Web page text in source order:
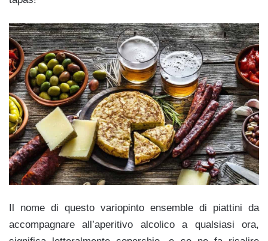
Il nome di questo variopinto ensemble di piattini da
accompagnare all’aperitivo alcolico a qualsiasi ora,